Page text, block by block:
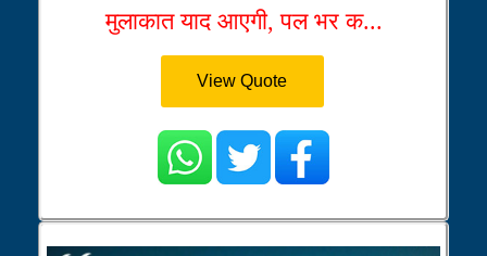
मुलाकात याद आएगी, पल भर क...
View Quote